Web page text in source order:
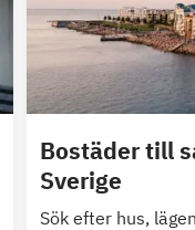
Bostäder till
Sverige
Sök efter hus,